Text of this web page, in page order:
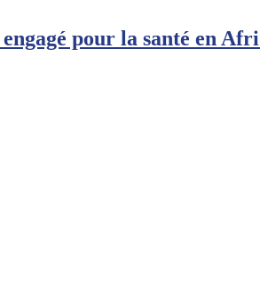
pour la santé en